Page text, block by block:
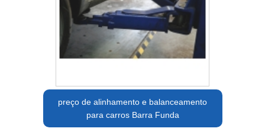
preço de alinhamento e balanceamento
para carros Barra Funda